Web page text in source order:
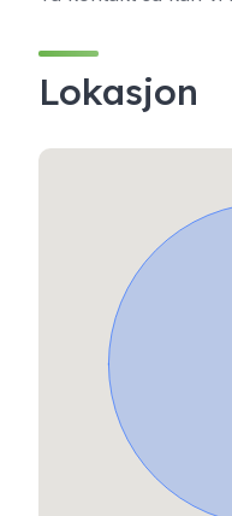
Lokasjon